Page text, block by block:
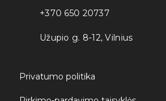
+370 650 20737
Užupio g. 8-12, Vilnius
Privatumo politika